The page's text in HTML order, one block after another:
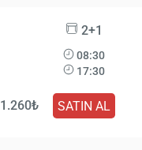
2+1
08:30
17:30
1.260₺ SATIN AL